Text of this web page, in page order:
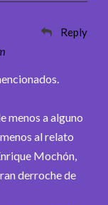
Reply
menos a alguno
al relato
Mochón,
derroche de